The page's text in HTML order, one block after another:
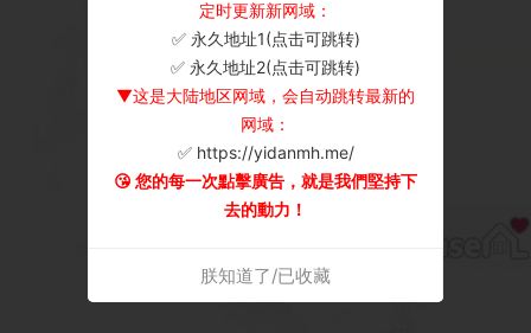
定时更新新网域：
✅ 永久地址1(点击可跳转)
✅ 永久地址2(点击可跳转)
▼这是大陆地区网域，会自动跳转最新的
网域：
✅ https://yidanmh.me/
😘 您的每一次點擊廣告，就是我們堅持下
去的動力！
朕知道了/已收藏